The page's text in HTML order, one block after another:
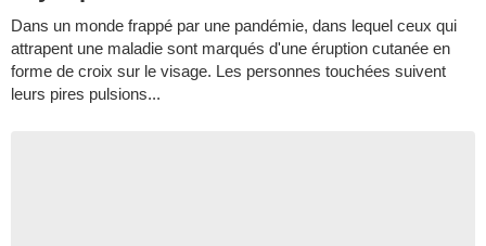
Dans un monde frappé par une pandémie, dans lequel ceux qui
attrapent une maladie sont marqués d'une éruption cutanée en
forme de croix sur le visage. Les personnes touchées suivent
leurs pires pulsions...